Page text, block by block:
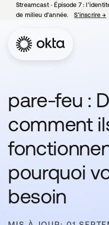
Streamcast ‑ Épisode 7 :
de milieu d’année.
S’inscrire→
pare-feu :
comment
pourquoi
besoin